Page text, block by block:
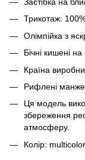
Трикотаж:
Олімпійка з
Бічні кишені на
Країна
Рифлені
Ця модель
збереження
атмосферу.
Колір: multicolor